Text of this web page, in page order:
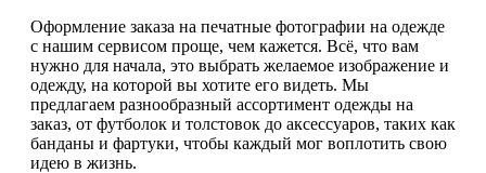
Оформление заказа на печатные фотографии на одежде
с нашим сервисом проще, чем кажется. Всё, что вам
нужно для начала, это выбрать желаемое изображение и
одежду, на которой вы хотите его видеть. Мы
предлагаем разнообразный ассортимент одежды на
заказ, от футболок и толстовок до аксессуаров, таких как
банданы и фартуки, чтобы каждый мог воплотить свою
идею в жизнь.